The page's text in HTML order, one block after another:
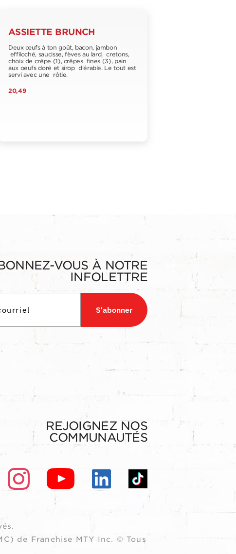
ASSIETTE BRUNCH
Deux œufs à ton goût, bacon, jambon
effiloché, saucisse, fèves au lard, cretons,
choix de crêpe (1), crêpes fines (3), pain
aux oeufs doré et sirop d'érable. Le tout est
servi avec une rôtie.
20,49
VOUS À NOTRE
INFOLETTRE
S'abonner
REJOIGNEZ NOS
COMMUNAUTÉS
de Franchise MTY Inc. © Tous